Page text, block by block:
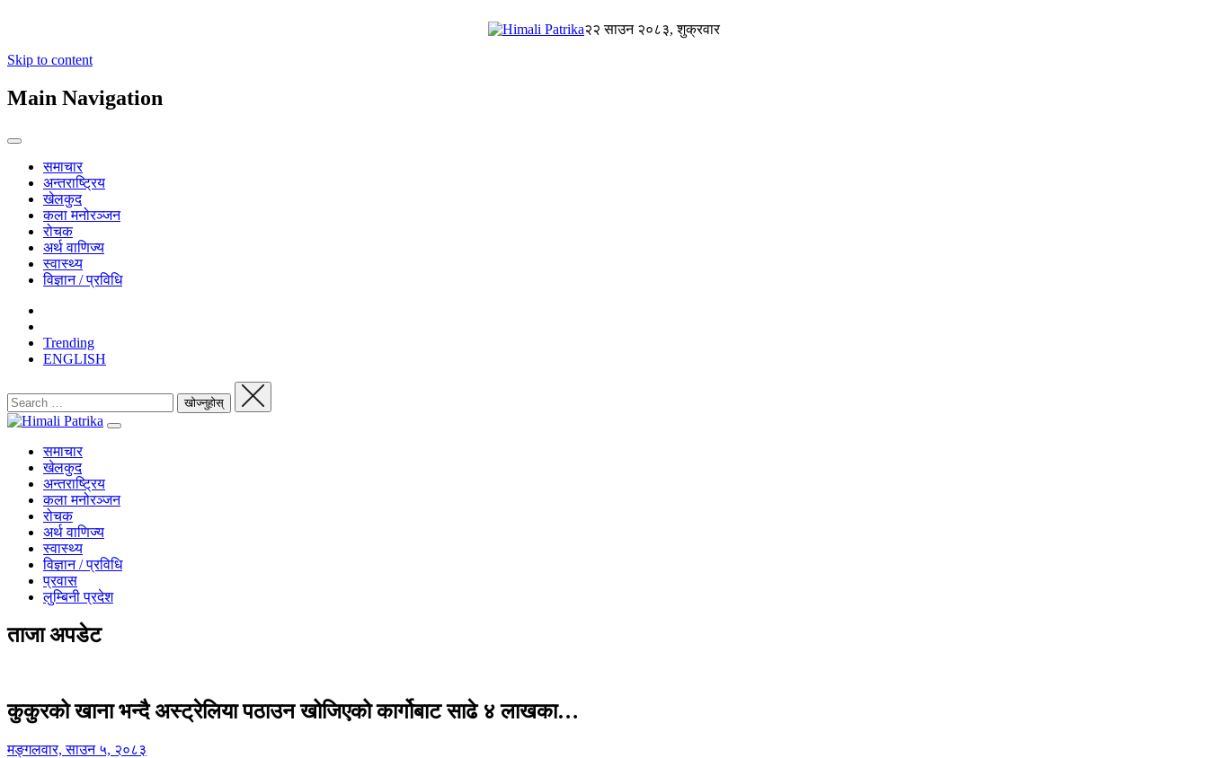
२२ साउन २०८३, शुक्रवार
Skip to content
Main Navigation
समाचार
अन्तराष्ट्रिय
खेलकुद
कला मनोरञ्जन
रोचक
अर्थ वाणिज्य
स्वास्थ्य
विज्ञान / प्रविधि
Trending
ENGLISH
समाचार
खेलकुद
अन्तराष्ट्रिय
कला मनोरञ्जन
रोचक
अर्थ वाणिज्य
स्वास्थ्य
विज्ञान / प्रविधि
प्रवास
लुम्बिनी प्रदेश
ताजा अपडेट
कुकुरको खाना भन्दै अस्ट्रेलिया पठाउन खोजिएको कार्गोबाट साढे ४ लाखका…
मङ्गलवार, साउन ५, २०८३